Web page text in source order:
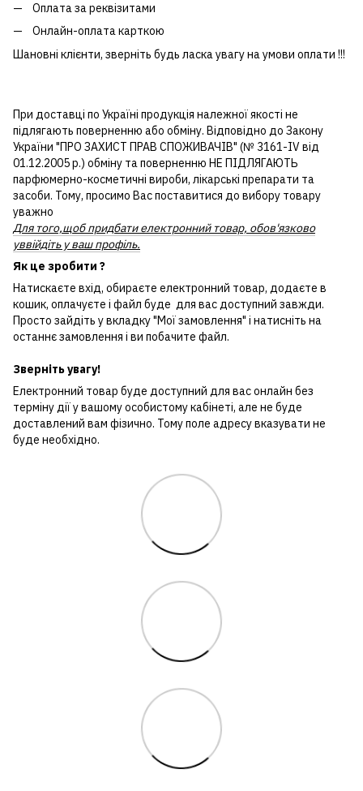
Оплата за реквізитами
Онлайн-оплата карткою
Шановні клієнти, зверніть будь ласка увагу на умови оплати !!!
При доставці по Україні продукція належної якості не
підлягають поверненню або обміну. Відповідно до Закону
України "ПРО ЗАХИСТ ПРАВ СПОЖИВАЧІВ" (№ 3161-IV від
01.12.2005 р.) обміну та поверненню НЕ ПІДЛЯГАЮТЬ
парфюмерно-косметичні вироби, лікарські препарати та
засоби. Тому, просимо Вас поставитися до вибору товару
уважно
Для того,щоб придбати електронний товар, обов'язково
уввійдіть у ваш профіль.
Як це зробити ?
Натискаєте вхід, обираєте електронний товар, додаєте в
кошик, оплачуєте і файл буде для вас доступний завжди.
Просто зайдіть у вкладку "Мої замовлення" і натисніть на
останнє замовлення і ви побачите файл.
Зверніть увагу!
Електронний товар буде доступний для вас онлайн без
терміну дії у вашому особистому кабінеті, але не буде
доставлений вам фізично. Тому поле адресу вказувати не
буде необхідно.